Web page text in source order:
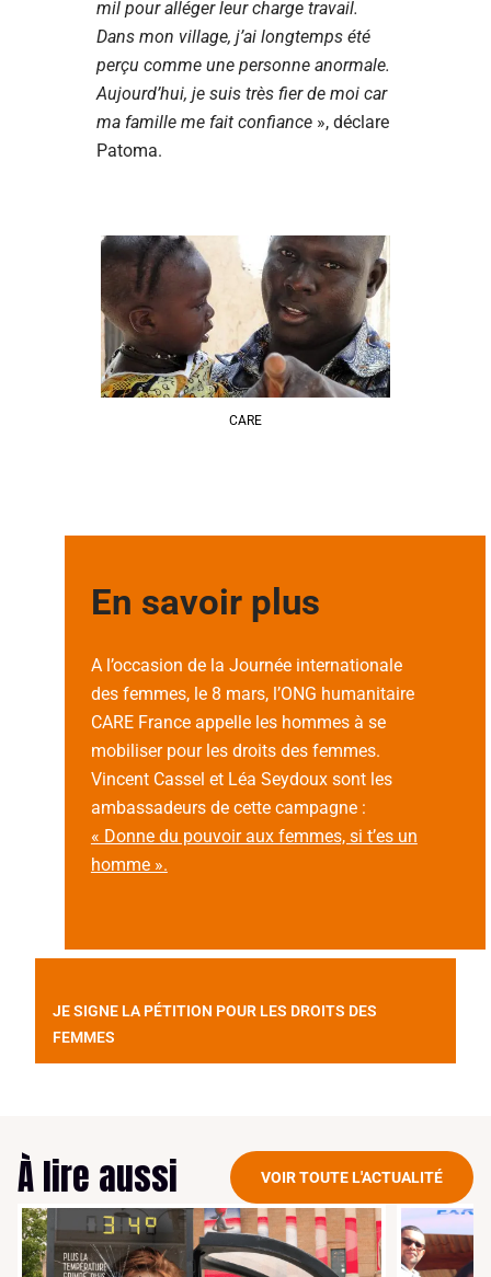
mil pour alléger leur charge travail.
Dans mon village, j’ai longtemps été
perçu comme une personne anormale.
Aujourd’hui, je suis très fier de moi car
ma famille me fait confiance », déclare
Patoma.
CARE
En savoir plus
A l’occasion de la Journée internationale
des femmes, le 8 mars, l’ONG humanitaire
CARE France appelle les hommes à se
mobiliser pour les droits des femmes.
Vincent Cassel et Léa Seydoux sont les
ambassadeurs de cette campagne :
« Donne du pouvoir aux femmes, si t’es un
homme ».
JE SIGNE LA PÉTITION POUR LES DROITS DES
FEMMES
À lire aussi VOIR TOUTE L'ACTUALITÉ